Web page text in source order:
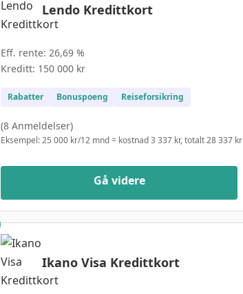
Lendo Kredittkort
Eff. rente: 26,69 %
Kreditt: 150 000 kr
Rabatter Bonuspoeng Reiseforsikring
(8 Anmeldelser)
Eksempel: 25 000 kr/12 mnd = kostnad 3 337 kr, totalt 28 337 kr
Gå videre
Ikano Visa Kredittkort